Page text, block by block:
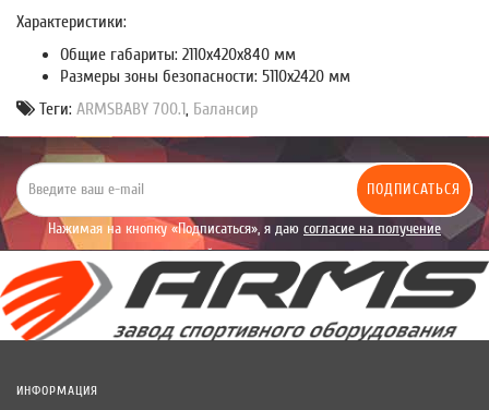
Характеристики:
Общие габариты: 2110х420х840 мм
Размеры зоны безопасности: 5110х2420 мм
Теги: ARMSBABY 700.1, Балансир
ПОДПИСАТЬСЯ
Нажимая на кнопку «Подписаться», я даю согласие на получение
уведомлений рекламного характера.
ИНФОРМАЦИЯ